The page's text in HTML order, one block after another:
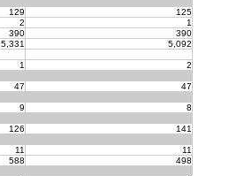
129
125
2
1
390
390
5,331
5,092
1
2
47
47
9
8
126
141
11
11
588
498